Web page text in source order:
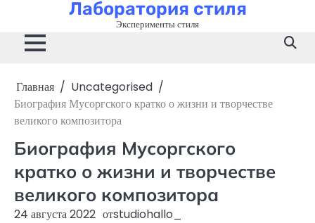
содержимому
Лаборатория стиля
Эксперименты стиля
Главная
Uncategorised
Биография Мусоргского кратко о жизни и творчестве
великого композитора
Биография Мусоргского
кратко о жизни и творчестве
великого композитора
24 августа 2022 отstudiohallo_